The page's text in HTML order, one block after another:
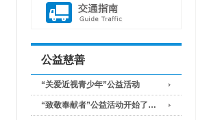
公益慈善
“关爱近视青少年”公益活动
“致敬奉献者”公益活动开始了…